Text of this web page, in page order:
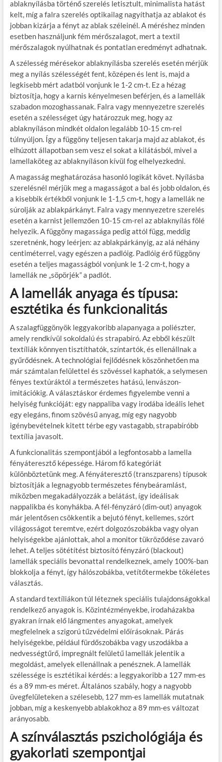
ablaknyílásba történő szerelés letisztult, minimalista hatást
kelt, míg a falra szerelés optikailag nagyíthatja az ablakot és
jobban kizárja a fényt az ablak széleinél. A méréshez minden
esetben használjunk fém mérőszalagot, mert a textil
mérőszalagok nyúlhatnak és pontatlan eredményt adhatnak.
A szélesség mérésekor ablaknyílásba szerelés esetén mérjük
meg a nyílás szélességét fent, középen és lent is, majd a
legkisebb mért adatból vonjunk le 1-2 cm-t. Ez a hézag
biztosítja, hogy a karnis kényelmesen beférjen, és a lamellák
szabadon mozoghassanak. Falra vagy mennyezetre szerelés
esetén a szélességet úgy határozzuk meg, hogy az
ablaknyíláson mindkét oldalon legalább 10-15 cm-rel
túlnyúljon. Így a függöny teljesen takarja majd az ablakot, és
elhúzott állapotban sem vesz el sokat a kilátásból, mivel a
lamellaköteg az ablaknyíláson kívül fog elhelyezkedni.
A magasság meghatározása hasonló logikát követ. Nyílásba
szerelésnél mérjük meg a magasságot a bal és jobb oldalon, és
a kisebbik értékből vonjunk le 1-1,5 cm-t, hogy a lamellák ne
súrolják az ablakpárkányt. Falra vagy mennyezetre szerelés
esetén a karnist jellemzően 10-15 cm-rel az ablaknyílás fölé
helyezik. A függöny magassága pedig attól függ, meddig
szeretnénk, hogy leérjen: az ablakpárkányig, az alá néhány
centiméterrel, vagy egészen a padlóig. Padlóig érő függöny
esetén a teljes magasságból vonjunk le 1-2 cm-t, hogy a
lamellák ne „söpörjék” a padlót.
A lamellák anyaga és típusa:
esztétika és funkcionalitás
A szalagfüggönyök leggyakoribb alapanyaga a poliészter,
amely rendkívül sokoldalú és strapabíró. Az ebből készült
textíliák könnyen tisztíthatók, színtartók, és ellenállnak a
gyűrődésnek. A technológiai fejlődésnek köszönhetően ma
már számtalan felülettel és szövéssel kaphatók, a selymesen
fényes textúráktól a természetes hatású, lenvászon-
imitációkig. A választáskor érdemes figyelembe venni a
helyiség funkcióját: egy nappaliba vagy irodába ideális lehet
egy elegáns, finom szövésű anyag, míg egy nagyobb
igénybevételnek kitett térbe egy vastagabb, strapabíróbb
textília javasolt.
A funkcionalitás szempontjából a legfontosabb a lamella
fényáteresztő képessége. Három fő kategóriát
különböztetünk meg. A fényáteresztő (transzparens) típusok
biztosítják a legnagyobb természetes fénybeáramlást,
miközben megakadályozzák a belátást, így ideálisak
nappalikba és konyhákba. A fél-fényzáró (dim-out) anyagok
már jelentősen csökkentik a bejutó fényt, kellemes, szórt
világosságot teremtve, ezért dolgozószobákba vagy olyan
helyiségekbe ajánlottak, ahol a monitor tükröződése zavaró
lehet. A teljes sötétítést biztosító fényzáró (blackout)
lamellák speciális bevonattal rendelkeznek, amely 100%-ban
blokkolja a fényt, így hálószobákba, vetítőtermekbe tökéletes
választás.
A standard textíliákon túl léteznek speciális tulajdonságokkal
rendelkező anyagok is. Közintézményekbe, irodaházakba
gyakran írnak elő lángmentes anyagokat, amelyek
megfelelnek a szigorú tűzvédelmi előírásoknak. Párás
helyiségekbe, például fürdőszobákba vagy uszodákba a
nedvességtűrő, impregnált felületű lamellák jelentik a
megoldást, amelyek ellenállnak a penésznek. A lamellák
szélessége is esztétikai kérdés: a leggyakoribb a 127 mm-es
és a 89 mm-es méret. Általános szabály, hogy a nagyobb
üvegfelületeken a szélesebb, 127 mm-es lamellák mutatnak
jobban, míg a keskenyebb ablakokhoz a 89 mm-es változat
arányosabb.
A színválasztás pszichológiája és
gyakorlati szempontjai